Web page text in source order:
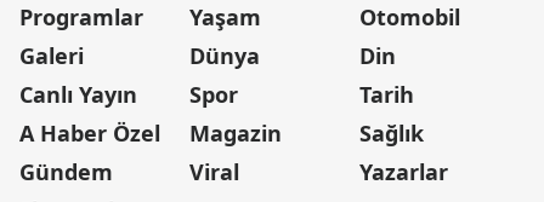
Programlar
Galeri
Canlı Yayın
A Haber Özel
Gündem
Yaşam
Dünya
Spor
Magazin
Viral
Otomobil
Din
Tarih
Sağlık
Yazarlar